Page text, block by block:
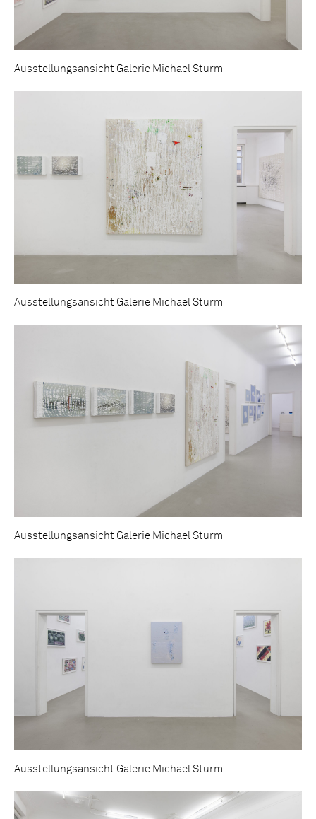
Ausstellungsansicht Galerie Michael Sturm
Ausstellungsansicht Galerie Michael Sturm
Ausstellungsansicht Galerie Michael Sturm
Ausstellungsansicht Galerie Michael Sturm